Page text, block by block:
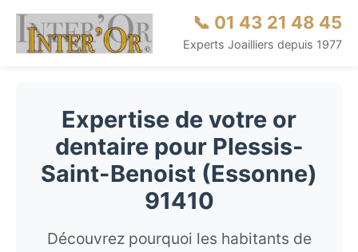
📞 01 43 21 48 45
Experts Joailliers depuis 1977
Expertise de votre or
dentaire pour Plessis-
Saint-Benoist (Essonne)
91410
Découvrez pourquoi les habitants de